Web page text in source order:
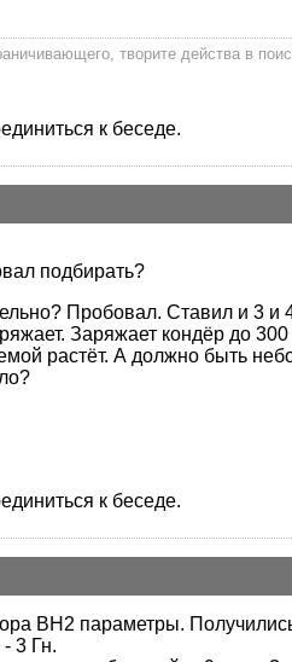
творите действа в
к беседе.
подбирать?
Пробовал. Ставил и 3
Заряжает кондёр до 300
растёт. А должно быть
к беседе.
ВН2 параметры.
3 Гн.